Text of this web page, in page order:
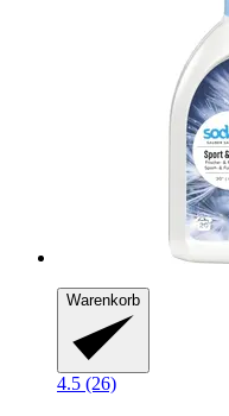
Warenkorb
4.5 (26)